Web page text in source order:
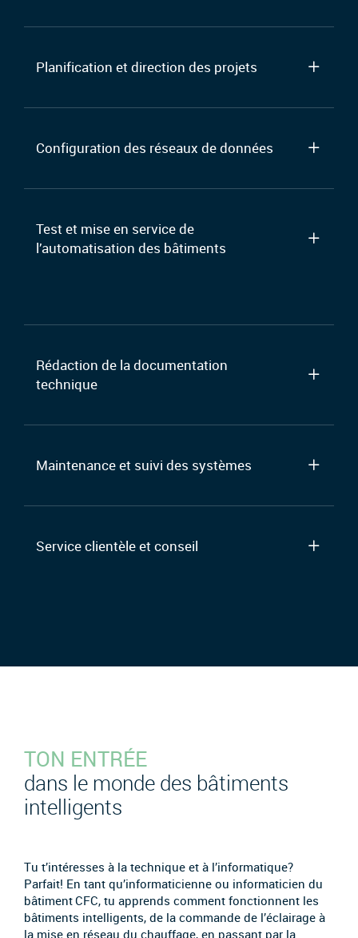
Planification et direction des projets
Configuration des réseaux de données
Test et mise en service de
l’automatisation des bâtiments
Rédaction de la documentation
technique
Maintenance et suivi des systèmes
Service clientèle et conseil
TON ENTRÉE
dans le monde des bâtiments
intelligents
Tu t’intéresses à la technique et à l’informatique?
Parfait! En tant qu’informaticienne ou informaticien du
bâtiment CFC, tu apprends comment fonctionnent les
bâtiments intelligents, de la commande de l’éclairage à
la mise en réseau du chauffage, en passant par la